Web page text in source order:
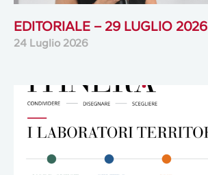
EDITORIALE – 29 LUGLIO 2026
24 Luglio 2026